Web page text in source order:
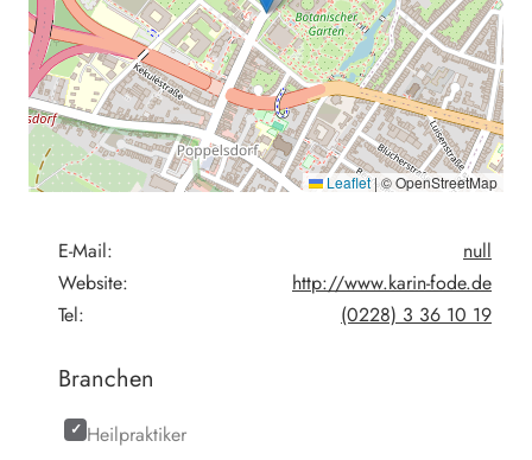
Leaflet|© OpenStreetMap
E-Mail:
null
Website:
http://www.karin-fode.de
Tel:
(0228) 3 36 10 19
Branchen
Heilpraktiker